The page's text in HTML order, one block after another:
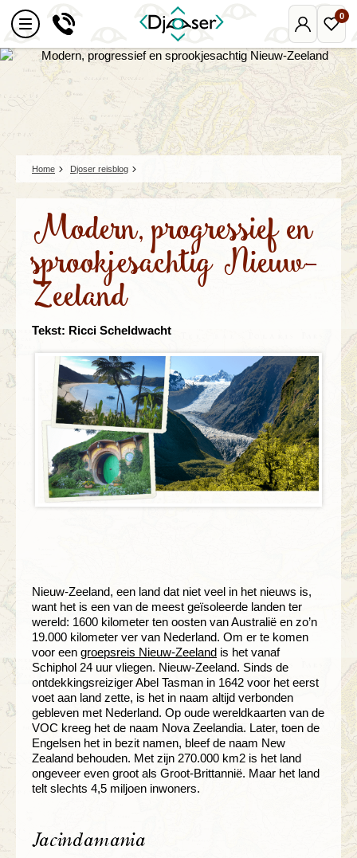
Mijn
Djoser
0
Home Djoser reisblog
Modern, progressief en
sprookjesachtig Nieuw-
Zeeland
Tekst: Ricci Scheldwacht
Nieuw-Zeeland, een land dat niet veel in het nieuws is,
want het is een van de meest geïsoleerde landen ter
wereld: 1600 kilometer ten oosten van Australië en zo’n
19.000 kilometer ver van Nederland. Om er te komen
voor een groepsreis Nieuw-Zeeland is het vanaf
Schiphol 24 uur vliegen. Nieuw-Zeeland. Sinds de
ontdekkingsreiziger Abel Tasman in 1642 voor het eerst
voet aan land zette, is het in naam altijd verbonden
gebleven met Nederland. Op oude wereldkaarten van de
VOC kreeg het de naam Nova Zeelandia. Later, toen de
Engelsen het in bezit namen, bleef de naam New
Zealand behouden. Met zijn 270.000 km2 is het land
ongeveer even groot als Groot-Brittannië. Maar het land
telt slechts 4,5 miljoen inwoners.
Jacindamania